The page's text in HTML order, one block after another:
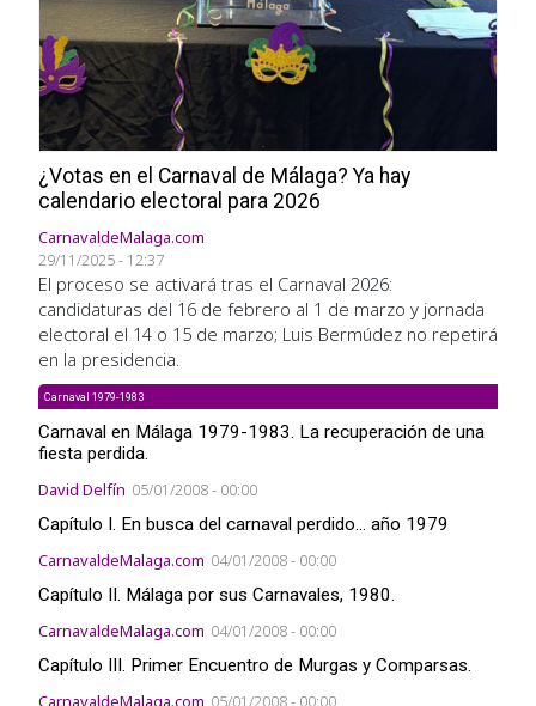
¿Votas en el Carnaval de Málaga? Ya hay
calendario electoral para 2026
CarnavaldeMalaga.com
29/11/2025 - 12:37
El proceso se activará tras el Carnaval 2026:
candidaturas del 16 de febrero al 1 de marzo y jornada
electoral el 14 o 15 de marzo; Luis Bermúdez no repetirá
en la presidencia.
Carnaval 1979-1983
Carnaval en Málaga 1979-1983. La recuperación de una
fiesta perdida.
David Delfín 05/01/2008 - 00:00
Capítulo I. En busca del carnaval perdido... año 1979
CarnavaldeMalaga.com 04/01/2008 - 00:00
Capítulo II. Málaga por sus Carnavales, 1980.
CarnavaldeMalaga.com 04/01/2008 - 00:00
Capítulo III. Primer Encuentro de Murgas y Comparsas.
CarnavaldeMalaga.com 05/01/2008 - 00:00